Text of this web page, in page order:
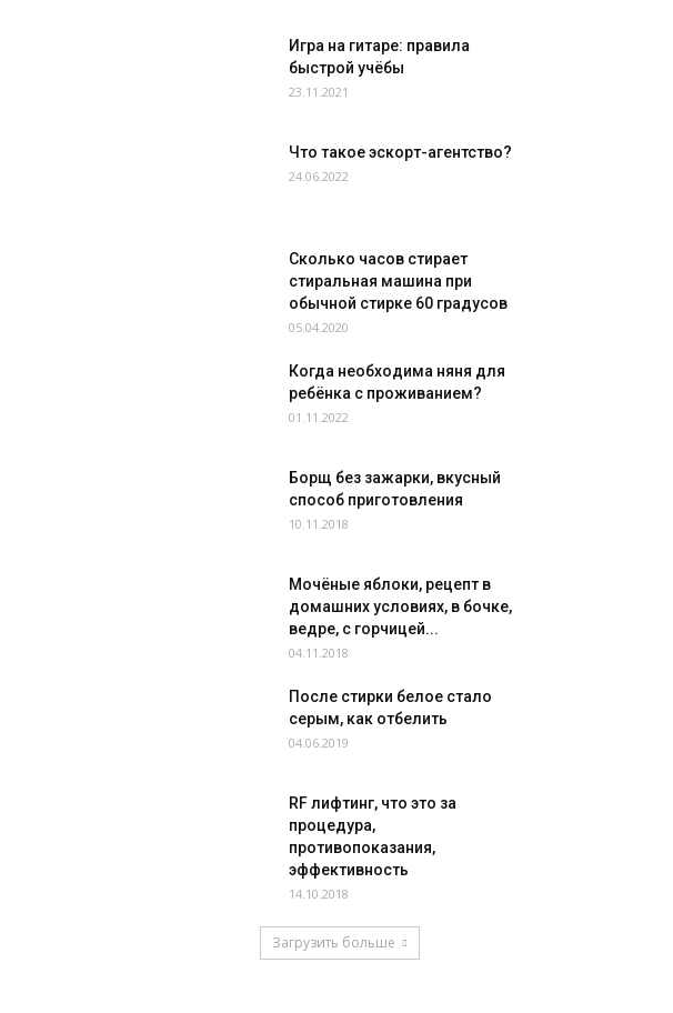
Игра на гитаре: правила
быстрой учёбы
23.11.2021
Что такое эскорт-агентство?
24.06.2022
Сколько часов стирает
стиральная машина при
обычной стирке 60 градусов
05.04.2020
Когда необходима няня для
ребёнка с проживанием?
01.11.2022
Борщ без зажарки, вкусный
способ приготовления
10.11.2018
Мочёные яблоки, рецепт в
домашних условиях, в бочке,
ведре, с горчицей...
04.11.2018
После стирки белое стало
серым, как отбелить
04.06.2019
RF лифтинг, что это за
процедура,
противопоказания,
эффективность
14.10.2018
Загрузить больше